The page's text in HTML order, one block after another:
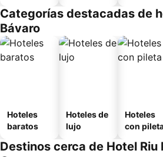
Categorías destacadas de
Bávaro
Hoteles
baratos
Hoteles de
lujo
Hoteles
con
Destinos cerca de Hotel Riu